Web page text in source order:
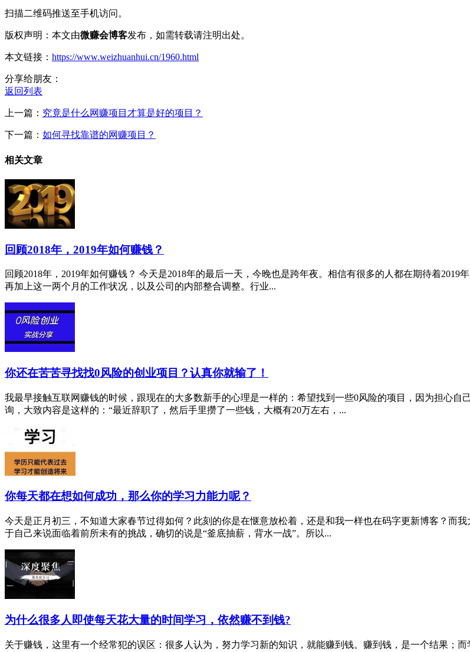
扫描二维码推送至手机访问。
版权声明：本文由微赚会博客发布，如需转载请注明出处。
本文链接： https://www.weizhuanhui.cn/1960.html
分享给朋友：
返回列表
上一篇： 究竟是什么网赚项目才算是好的项目？
下一篇： 如何寻找靠谱的网赚项目？
相关文章
回顾2018年，2019年如何赚钱？
回顾2018年，2019年如何赚钱？ 今天是2018年的最后一天，今晚也是跨年夜。相信有很多的人都在期待着
再加上这一两个月的工作状况，以及公司的内部整合调整。行业...
你还在苦苦寻找找0风险的创业项目？认真你就输了！
我最早接触互联网赚钱的时候，跟现在的大多数新手的心理是一样的：希望找到一些0风险的项目，因为担心
询，大致内容是这样的：“最近辞职了，然后手里攒了一些钱，大概有20万左右，...
你每天都在想如何成功，那么你的学习力能力呢？
今天是正月初三，不知道大家春节过得如何？此刻的你是在惬意放松着，还是和我一样也在码字更新博客？而
于自己来说面临着前所未有的挑战，确切的说是“釜底抽薪，背水一战”。所以...
为什么很多人即使每天花大量的时间学习，依然赚不到钱?
关于赚钱，这里有一个经常犯的误区：很多人认为，努力学习新的知识，就能赚到钱。赚到钱，是一个结果；